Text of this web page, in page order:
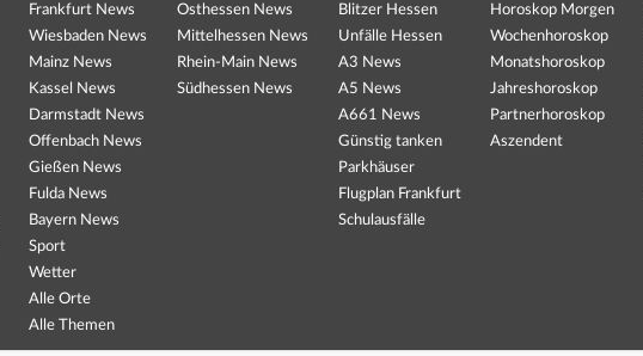
Frankfurt News
Wiesbaden News
Mainz News
Kassel News
Darmstadt News
Offenbach News
Gießen News
Fulda News
Bayern News
Sport
Wetter
Alle Orte
Alle Themen
Osthessen News
Mittelhessen News
Rhein-Main News
Südhessen News
Blitzer Hessen
Unfälle Hessen
A3 News
A5 News
A661 News
Günstig tanken
Parkhäuser
Flugplan Frankfurt
Schulausfälle
Horoskop Morgen
Wochenhoroskop
Monatshoroskop
Jahreshoroskop
Partnerhoroskop
Aszendent